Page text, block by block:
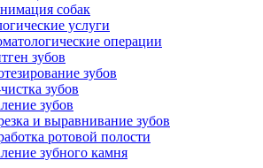
собак
услуги
операции
зубов
зубов
зубов
зубов
и выравнивание зубов
ротовой полости
зубного камня